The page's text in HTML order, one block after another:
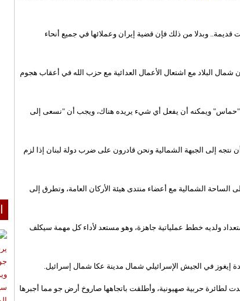
وبدلا من ذلك فإن قضية إيران وعملائها في جميع أنحاء
البلاد مع اشتعال الأعمال العدائية مع حزب الله في أعقاب هجوم
"حماس" ويمكنه أن يفعل أي شيء يريده هناك، ويجب أن "نسعى إلى
نتجه إلى الجبهة الشمالية ونحن قادرون على ضرب دولة لبنان إذا لزم
الساحة الشمالية مع أعضاء منتدى هيئة الأركان العامة، وتطرق إلى
ولديه خطط عملياتية جاهزة، وهو مستعد لأداء كل مهمة سيكلف
إيغوز في الجيش الإسرائيلي شمال مدينة عكا شمال إسرائيل.
لطائرة حربية صهيونية، وأطلقت باتجاهها ‏صاروخ أرض جو ‏مما أجبرها